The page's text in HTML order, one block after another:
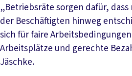
„Betriebsräte sorgen dafür,
der Beschäftigten hinweg
sich für faire
Arbeitsplätze und gerechte
Jäschke.